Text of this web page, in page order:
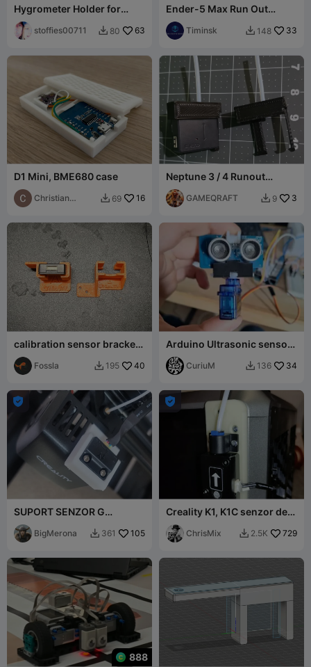
Hygrometer Holder for
Multiboard
stoffies00711  80 63
Ender-5 Max Run Out
Filament Sensor PTFE
Connector
Timinsk  148 33
D1 Mini, BME680 case
Christian
 69 16
Neptune 3 / 4 Runout
sensor safeguard upgrade
adapterGAMEQRAFT  9 3
calibration sensor bracket
X/Y for the Ender 3 V3
SE/KEFossla  195 40
Arduino Ultrasonic sensor
support on servomotor
CuriuM  136 34

SUPORT SENZOR G
PENTRU ENDER3 V3 SE
BigMerona  361 105

Creality K1, K1C senzor de
deplasare pe partea
dreaptăChrisMix  2.5K 729
888